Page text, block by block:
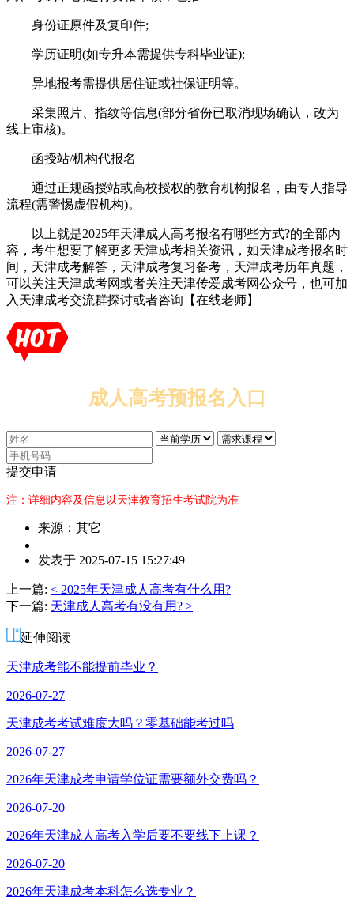
身份证原件及复印件;
学历证明(如专升本需提供专科毕业证);
异地报考需提供居住证或社保证明等。
采集照片、指纹等信息(部分省份已取消现场确认，改为
线上审核)。
函授站/机构代报名
通过正规函授站或高校授权的教育机构报名，由专人指导
流程(需警惕虚假机构)。
以上就是2025年天津成人高考报名有哪些方式?的全部内
容，考生想要了解更多天津成考相关资讯，如天津成考报名时
间，天津成考解答，天津成考复习备考，天津成考历年真题，
可以关注天津成考网或者关注天津传爱成考网公众号，也可加
入天津成考交流群探讨或者咨询【在线老师】
成人高考预报名入口
提交申请
注：详细内容及信息以天津教育招生考试院为准
来源：其它
者：
老
师
发表于 2025-07-15 15:27:49
上一篇: < 2025年天津成人高考有什么用?
下一篇: 天津成人高考有没有用? >
延伸阅读
天津成考能不能提前毕业？
2026-07-27
天津成考考试难度大吗？零基础能考过吗
2026-07-27
2026年天津成考申请学位证需要额外交费吗？
2026-07-20
2026年天津成人高考入学后要不要线下上课？
2026-07-20
2026年天津成考本科怎么选专业？